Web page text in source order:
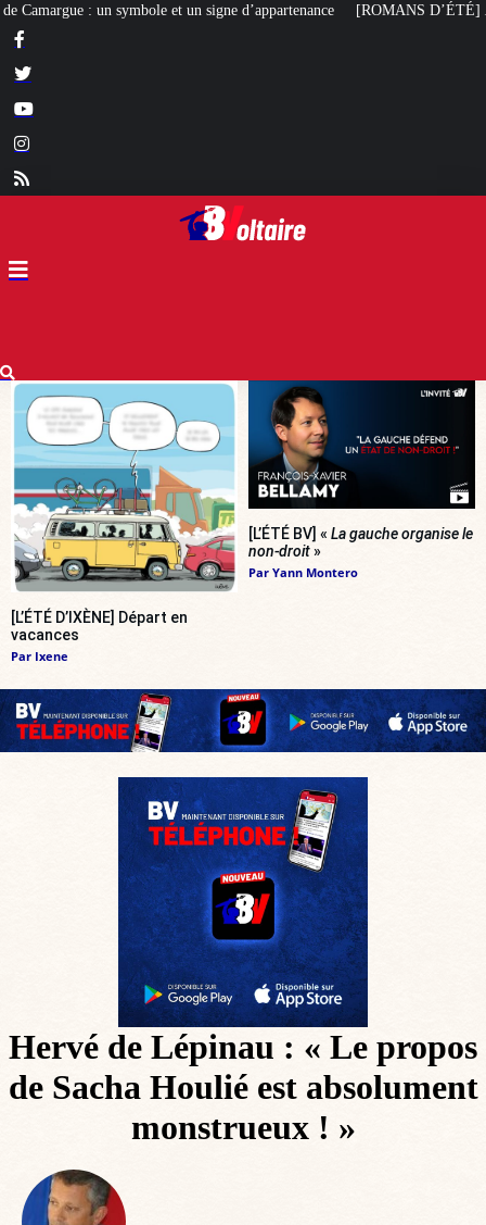
d’appartenance [ROMANS D’ÉTÉ]La Conjuration des Imbéciles, ou la
[L’ÉTÉ D’IXÈNE] Départ en
vacances
Par Ixene
[L’ÉTÉ BV] « La gauche organise le
non-droit»
Par Yann Montero
Hervé de Lépinau : « Le propos
de Sacha Houlié est absolument
monstrueux ! »